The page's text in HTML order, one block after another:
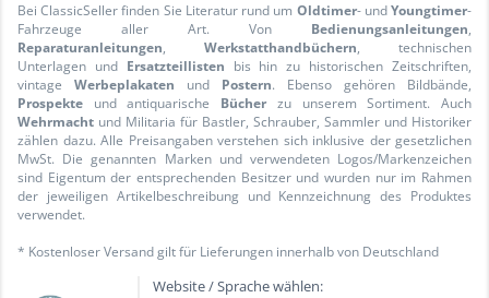
Bei ClassicSeller finden Sie Literatur rund um Oldtimer- undYoungtimer-
Fahrzeuge aller Art. Von Bedienungsanleitungen,
Reparaturanleitungen, Werkstatthandbüchern, technischen
Unterlagen und Ersatzteillisten bis hin zu historischen Zeitschriften,
vintage Werbeplakaten und Postern. Ebenso gehören Bildbände,
Prospekte und antiquarische Bücher zu unserem Sortiment. Auch
Wehrmacht und Militaria für Bastler, Schrauber, Sammler und Historiker
zählen dazu. Alle Preisangaben verstehen sich inklusive der gesetzlichen
MwSt. Die genannten Marken und verwendeten Logos/Markenzeichen
sind Eigentum der entsprechenden Besitzer und wurden nur im Rahmen
der jeweiligen Artikelbeschreibung und Kennzeichnung des Produktes
verwendet.
* Kostenloser Versand gilt für Lieferungen innerhalb von Deutschland
Website / Sprache wählen: